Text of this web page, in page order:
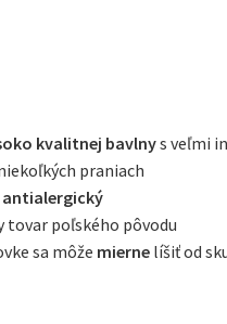
kvalitnej bavlnys veľmi
praniach
antialergický
tovar poľského pôvodu
sa môže mierne líšiť od